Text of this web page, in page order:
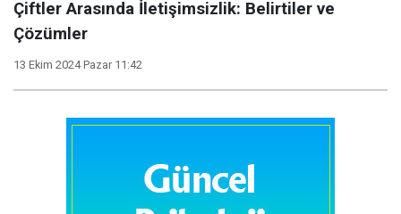
Çiftler Arasında İletişimsizlik: Belirtiler ve
Çözümler
13 Ekim 2024 Pazar 11:42